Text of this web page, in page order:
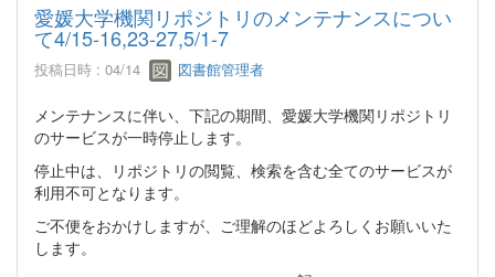
愛媛大学機関リポジトリのメンテナンスについ
て4/15-16,23-27,5/1-7
投稿日時 : 04/14 図書館管理者
メンテナンスに伴い、下記の期間、愛媛大学機関リポジトリ
のサービスが一時停止します。
停止中は、リポジトリの閲覧、検索を含む全てのサービスが
利用不可となります。
ご不便をおかけしますが、ご理解のほどよろしくお願いいた
します。